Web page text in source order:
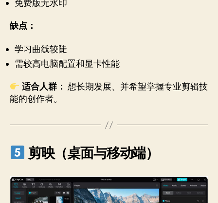
免费版无水印
缺点：
学习曲线较陡
需较高电脑配置和显卡性能
适合人群： 想长期发展、并希望掌握专业剪辑技
能的创作者。
剪映（桌面与移动端）